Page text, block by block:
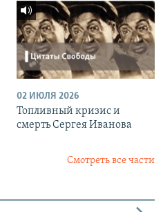
02 ИЮЛЯ 2026
Топливный кризис и
смерть Сергея Иванова
Смотреть все части